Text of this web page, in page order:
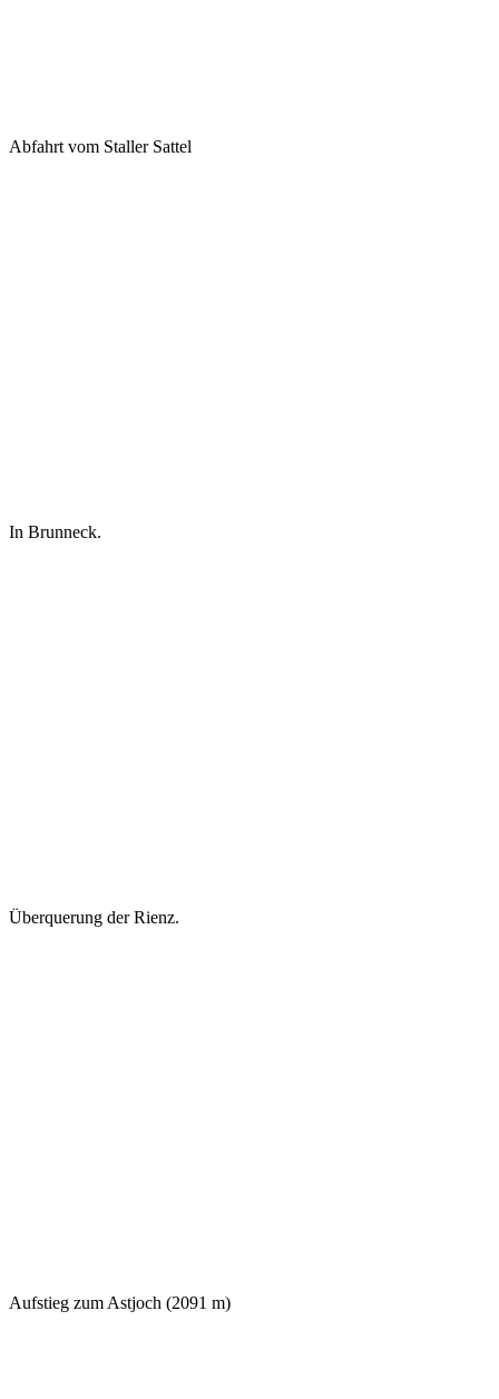
Abfahrt vom Staller Sattel
In Brunneck.
Überquerung der Rienz.
Aufstieg zum Astjoch (2091 m)